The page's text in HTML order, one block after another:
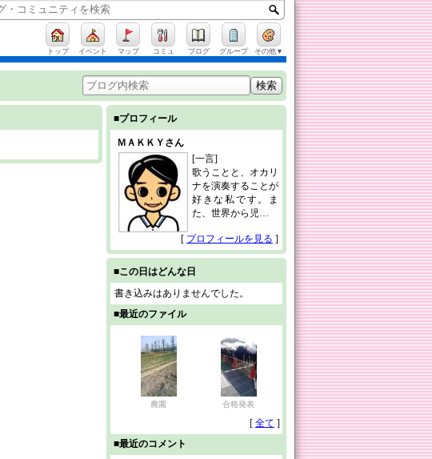
トップ イベント マップ コミュ ブログ グループ その他▼
■プロフィール
ＭＡＫＫＹさん
[一言]
歌うことと、オカリ
ナを演奏することが
好きな私です。ま
た、世界から児…
[ プロフィールを見る ]
■この日はどんな日
書き込みはありませんでした。
■最近のファイル
農園 合格発表
[ 全て ]
■最近のコメント